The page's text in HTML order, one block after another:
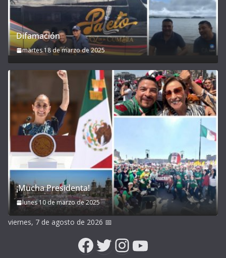
Difamación
martes 18 de marzo de 2025
¡Mucha Presidenta!
lunes 10 de marzo de 2025
viernes, 7 de agosto de 2026 📅
Facebook
Twitter
Instagram
YouTube